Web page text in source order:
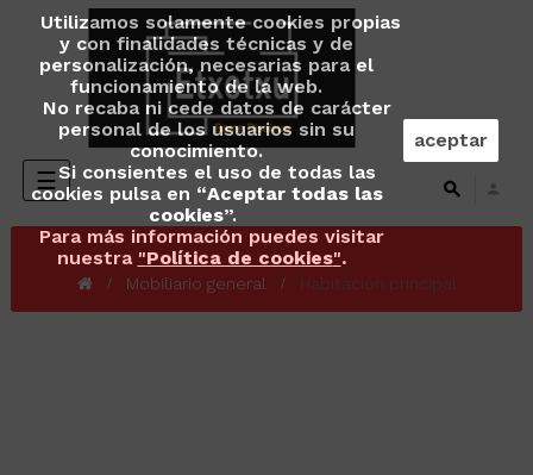
Utilizamos solamente cookies propias
y con finalidades técnicas y de
personalización, necesarias para el
funcionamiento de la web.
No recaba ni cede datos de carácter
personal de los usuarios sin su
conocimiento.
Si consientes el uso de todas las
cookies pulsa en “Aceptar todas las
cookies”.
Para más información puedes visitar
nuestra "Política de cookies".
aceptar
Navegación
de
palanca
☰
Mobiliario general Habitación principal